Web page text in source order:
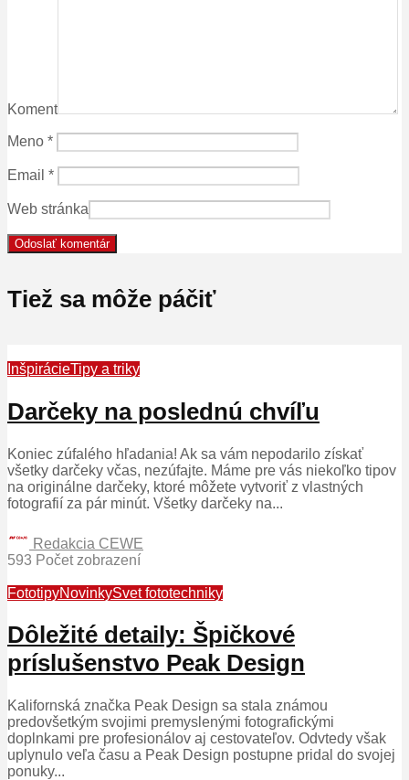
Koment
Meno *
Email *
Web stránka
Tiež sa môže páčiť
InšpirácieTipy a triky
Darčeky na poslednú chvíľu
Koniec zúfalého hľadania! Ak sa vám nepodarilo získať
všetky darčeky včas, nezúfajte. Máme pre vás niekoľko tipov
na originálne darčeky, ktoré môžete vytvoriť z vlastných
fotografií za pár minút. Všetky darčeky na...
Redakcia CEWE
593 Počet zobrazení
FototipyNovinkySvet fototechniky
Dôležité detaily: Špičkové
príslušenstvo Peak Design
Kalifornská značka Peak Design sa stala známou
predovšetkým svojimi premyslenými fotografickými
doplnkami pre profesionálov aj cestovateľov. Odvtedy však
uplynulo veľa času a Peak Design postupne pridal do svojej
ponuky...